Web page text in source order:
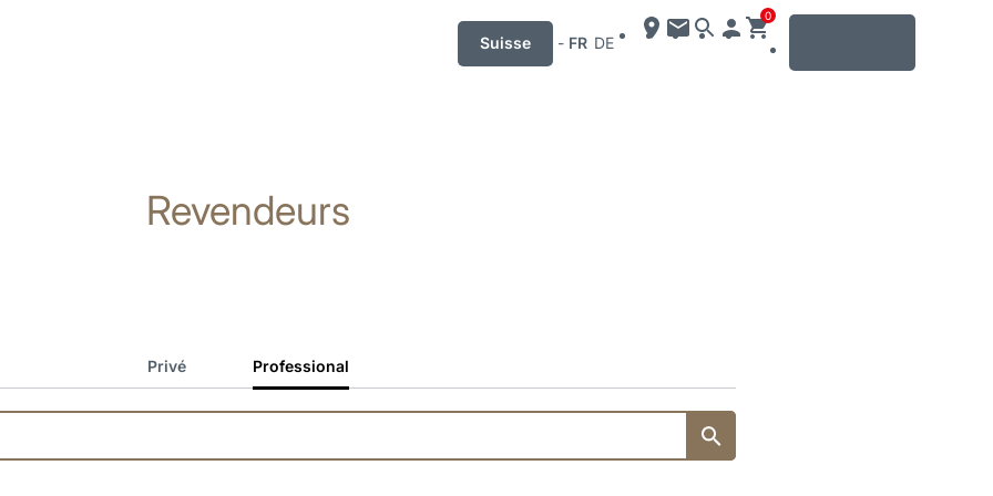
Suisse - FR DE
0
Revendeurs
Privé Professional